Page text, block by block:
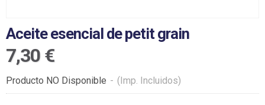
Aceite esencial de petit grain
7,30 €
Producto NO Disponible - (Imp. Incluidos)